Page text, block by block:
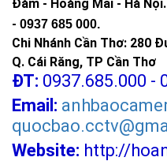
>>> Xem thêm:
Đèn năng lượng
Đàm - Hoàng Mai - Hà Nội.
- 0937 685 000.
Chi Nhánh Cần Thơ: 280
Q. Cái Răng, TP Cần Thơ
ĐT: 0937.685.000 -
Email:
Website: http://